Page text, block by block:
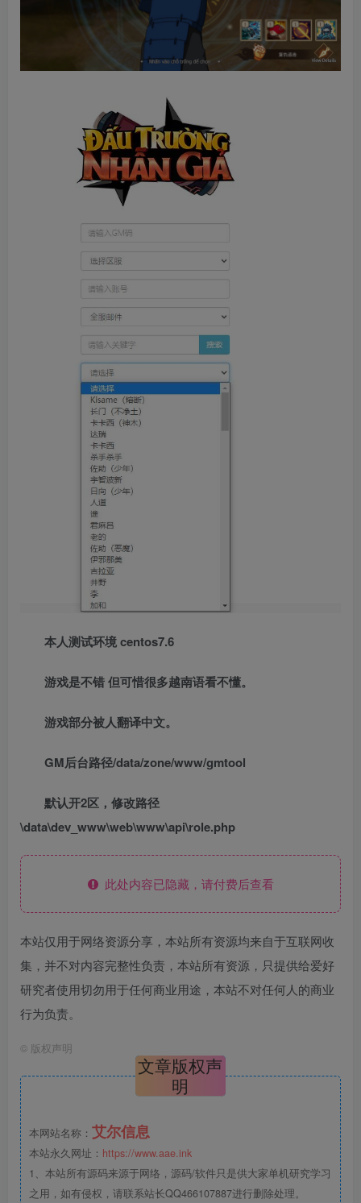
本人测试环境 centos7.6
游戏是不错 但可惜很多越南语看不懂。
游戏部分被人翻译中文。
GM后台路径/data/zone/www/gmtool
默认开2区，修改路径
\data\dev_www\web\www\api\role.php
此处内容已隐藏，请付费后查看
本站仅用于网络资源分享，本站所有资源均来自于互联网收
集，并不对内容完整性负责，本站所有资源，只提供给爱好
研究者使用切勿用于任何商业用途，本站不对任何人的商业
行为负责。
© 版权声明
文章版权声
明
本网站名称： 艾尔信息
本站永久网址： https://www.aae.ink
1、本站所有源码来源于网络，源码/软件只是供大家单机研究学习
之用，如有侵权，请联系站长QQ466107887进行删除处理。